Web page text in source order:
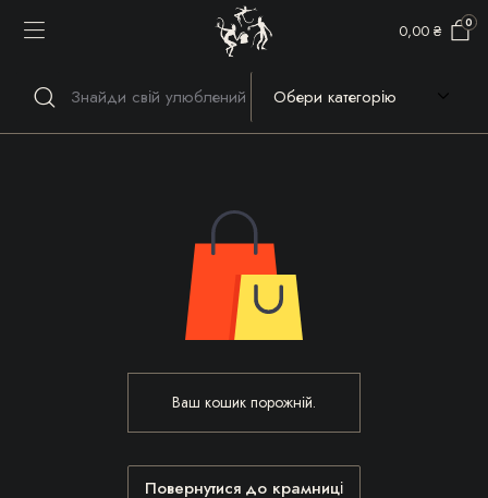
0,00 ₴ 0
Ваш кошик порожній.
Повернутися до крамниці